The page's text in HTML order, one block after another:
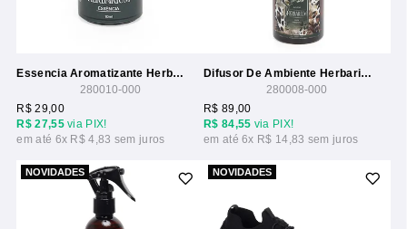
Essencia Aromatizante Herbarium Difusor Eletrico 10ml
280010-000
R$ 27,55via PIX!
R$ 29,00
6x R$ 4,83
Difusor De Ambiente Herbarium 350ml
280008-000
R$ 84,55 via PIX!
R$ 89,00
6x R$ 14,83
NOVIDADES NOVIDADES